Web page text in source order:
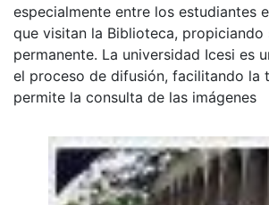
especialmente entre los estudiantes
que visitan la Biblioteca, propiciando
permanente. La universidad Icesi es
el proceso de difusión, facilitando la
permite la consulta de las imágenes